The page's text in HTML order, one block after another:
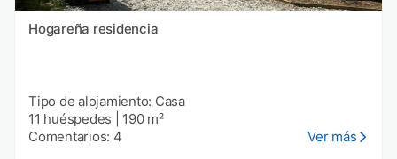
Hogareña residencia
Tipo de alojamiento: Casa
11 huéspedes
190 m²
Comentarios: 4
Ver más